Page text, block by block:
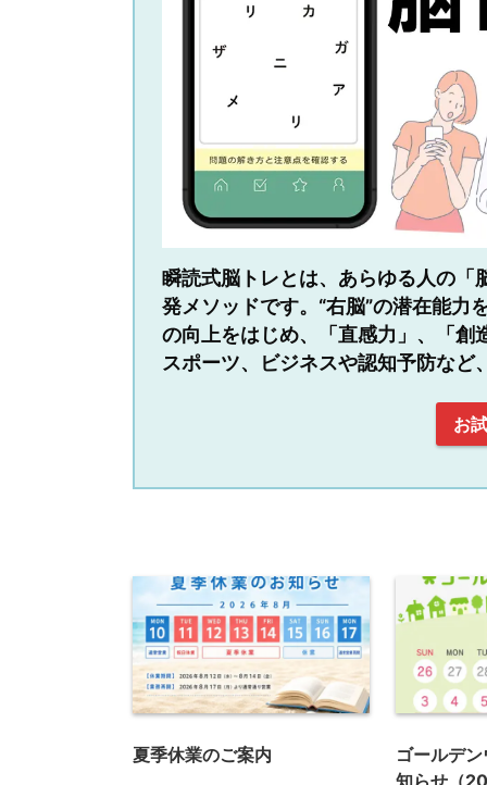
瞬読式脳トレとは、あらゆる人の「
発メソッドです。“右脳”の潜在能力
の向上をはじめ、「直感力」、「創
スポーツ、ビジネスや認知予防など
お
夏季休業のご案内
ゴールデ
知らせ（